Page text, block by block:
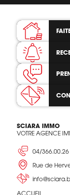
SCIARA IMMO
VOTRE AGENCE
04/366.00.26
Rue de
ACCUEIL